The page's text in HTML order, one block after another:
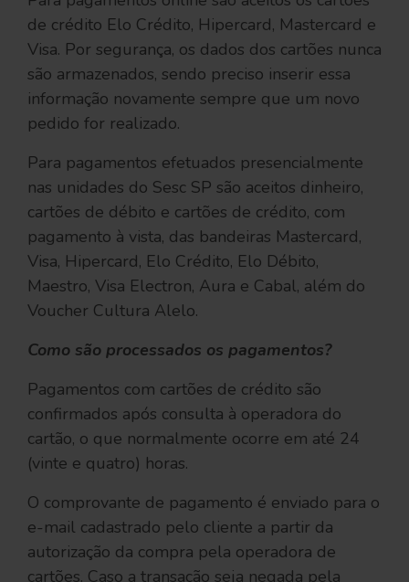
de crédito Elo Crédito, Hipercard, Mastercard e
Visa. Por segurança, os dados dos cartões nunca
são armazenados, sendo preciso inserir essa
informação novamente sempre que um novo
pedido for realizado.
Para pagamentos efetuados presencialmente
nas unidades do Sesc SP são aceitos dinheiro,
cartões de débito e cartões de crédito, com
pagamento à vista, das bandeiras Mastercard,
Visa, Hipercard, Elo Crédito, Elo Débito,
Maestro, Visa Electron, Aura e Cabal, além do
Voucher Cultura Alelo.
Como são processados os pagamentos?
Pagamentos com cartões de crédito são
confirmados após consulta à operadora do
cartão, o que normalmente ocorre em até 24
(vinte e quatro) horas.
O comprovante de pagamento é enviado para o
e-mail cadastrado pelo cliente a partir da
autorização da compra pela operadora de
cartões. Caso a transação seja negada pela